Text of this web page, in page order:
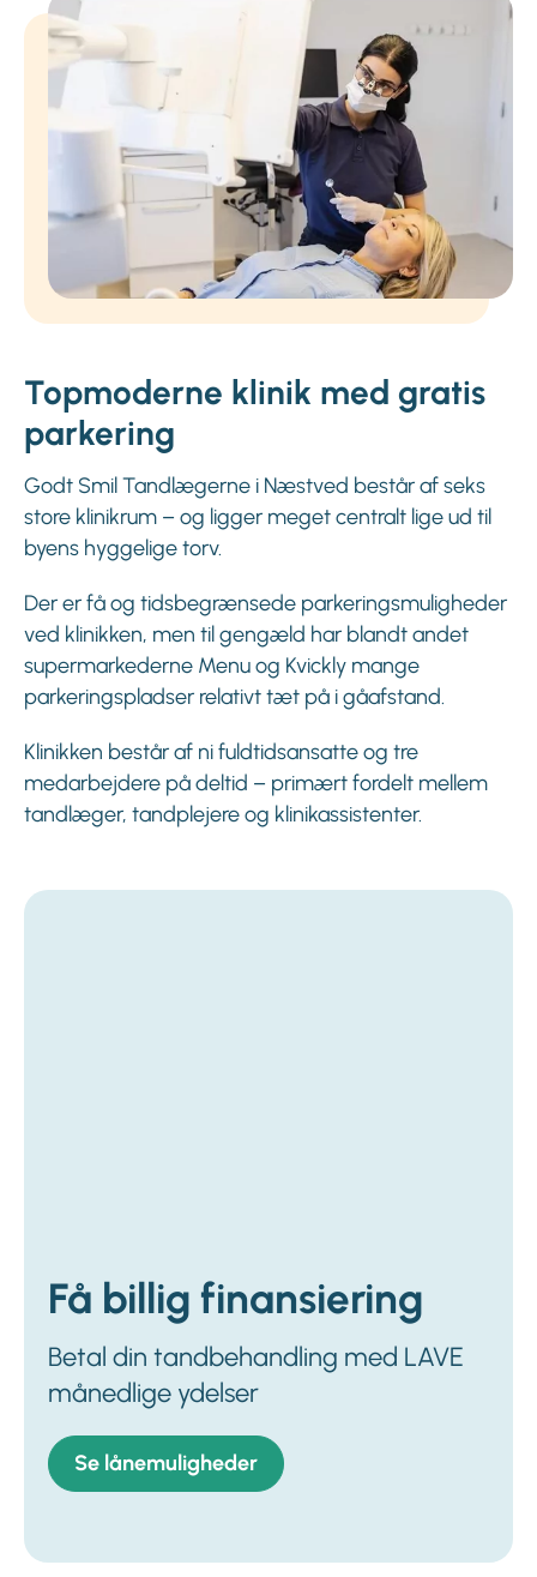
Topmoderne klinik med gratis
parkering
Godt Smil Tandlægerne i Næstved består af seks
store klinikrum – og ligger meget centralt lige ud til
byens hyggelige torv.
Der er få og tidsbegrænsede parkeringsmuligheder
ved klinikken, men til gengæld har blandt andet
supermarkederne Menu og Kvickly mange
parkeringspladser relativt tæt på i gåafstand.
Klinikken består af ni fuldtidsansatte og tre
medarbejdere på deltid – primært fordelt mellem
tandlæger, tandplejere og klinikassistenter.
Få billig finansiering
Betal din tandbehandling med LAVE
månedlige ydelser
Se lånemuligheder